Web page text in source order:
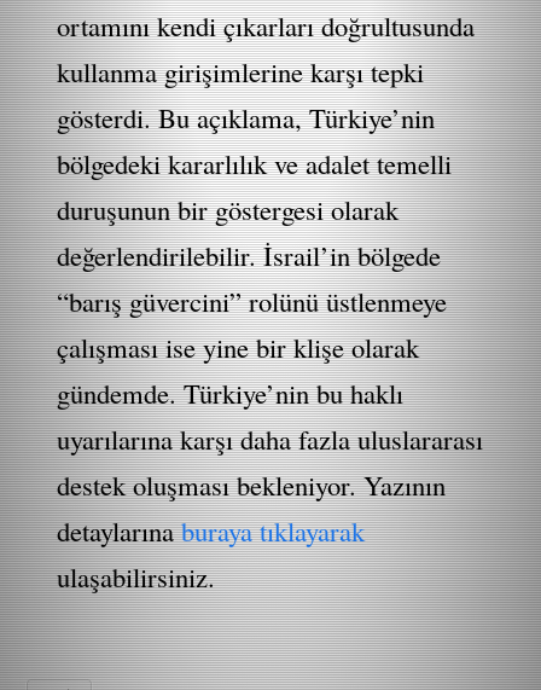
ortamını kendi çıkarları doğrultusunda
kullanma girişimlerine karşı tepki
gösterdi. Bu açıklama, Türkiye’nin
bölgedeki kararlılık ve adalet temelli
duruşunun bir göstergesi olarak
değerlendirilebilir. İsrail’in bölgede
“barış güvercini” rolünü üstlenmeye
çalışması ise yine bir klişe olarak
gündemde. Türkiye’nin bu haklı
uyarılarına karşı daha fazla uluslararası
destek oluşması bekleniyor. Yazının
detaylarınaburaya tıklayarak
ulaşabilirsiniz.